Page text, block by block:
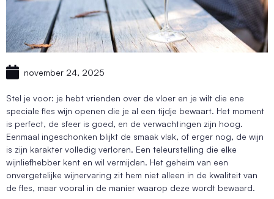
november 24, 2025
Stel je voor: je hebt vrienden over de vloer en je wilt die ene
speciale fles wijn openen die je al een tijdje bewaart. Het moment
is perfect, de sfeer is goed, en de verwachtingen zijn hoog.
Eenmaal ingeschonken blijkt de smaak vlak, of erger nog, de wijn
is zijn karakter volledig verloren. Een teleurstelling die elke
wijnliefhebber kent en wil vermijden. Het geheim van een
onvergetelijke wijnervaring zit hem niet alleen in de kwaliteit van
de fles, maar vooral in de manier waarop deze wordt bewaard.